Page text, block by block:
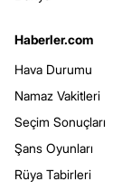
Haberler.com
Hava Durumu
Namaz Vakitleri
Seçim Sonuçları
Şans Oyunları
Rüya Tabirleri